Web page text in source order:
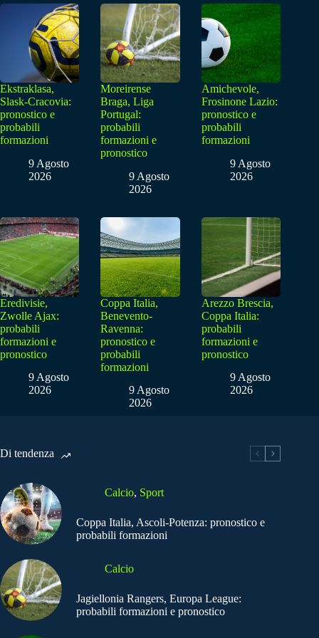
Ekstraklasa,
Slask-Cracovia:
pronostico e
probabili
formazioni
9 Agosto
2026
Moreirense
Braga, Liga
Portugal:
probabili
formazioni e
pronostico
9 Agosto
2026
Amichevole,
Frosinone Lazio:
pronostico e
probabili
formazioni
9 Agosto
2026
Eredivisie,
Zwolle Ajax:
probabili
formazioni e
pronostico
9 Agosto
2026
Coppa Italia,
Benevento-
Ravenna:
pronostico e
probabili
formazioni
9 Agosto
2026
Arezzo Brescia,
Coppa Italia:
probabili
formazioni e
pronostico
9 Agosto
2026
Di tendenza
Calcio, Sport
Coppa Italia, Ascoli-Potenza: pronostico e
probabili formazioni
Calcio
Jagiellonia Rangers, Europa League:
probabili formazioni e pronostico